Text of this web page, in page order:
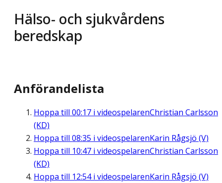
Hälso- och sjukvårdens
beredskap
Anförandelista
Hoppa till 00:17 i videospelarenChristian Carlsson
(KD)
Hoppa till 08:35 i videospelarenKarin Rågsjö (V)
Hoppa till 10:47 i videospelarenChristian Carlsson
(KD)
Hoppa till 12:54i videospelarenKarin Rågsjö (V)